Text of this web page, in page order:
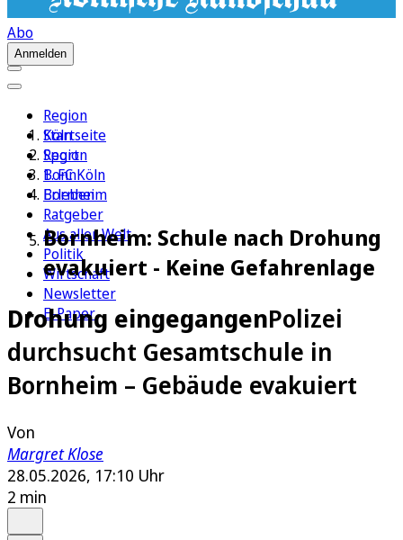
Abo
Anmelden
Region
Köln
Sport
1. FC Köln
Erleben
Ratgeber
Aus aller Welt
Politik
Wirtschaft
Newsletter
E-Paper
Startseite
Region
Bonn
Bornheim
Bornheim: Schule nach Drohung
evakuiert - Keine Gefahrenlage
Drohung eingegangenPolizei
durchsucht Gesamtschule in
Bornheim – Gebäude evakuiert
Von
Margret Klose
28.05.2026, 17:10 Uhr
2 min